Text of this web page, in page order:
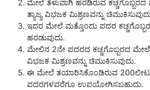
ಮೇಲೆ ತೆಳುವಾಗಿ ಹರಡಿರುವ
ತ್ಯಾಜ್ಯ ವಿಭಜಕ ಮಿಶ್ರಣವನ್ನು
ಇದರ ಮೇಲೆ ಮತ್ತೊಂದು ಪದರ
ಹರಡುವುದು.
ಮೇಲಿನ 2ನೇ ಪದರದ ಕಚ್ಚಗೊಬ್ಬರದ ಮೇಲೆ
ವಿಭಜಕ ಮಿಶ್ರಣವನ್ನು ಚಿಮುಕಿಸುವುದು.
ಈ ಮೇಲೆ ತಯಾರಿಸಿಕೊಂಡಿರುವ
ಪದರಗಳವರೆಗೂ ಉಪಯೋಗಿಸಬಹುದು.